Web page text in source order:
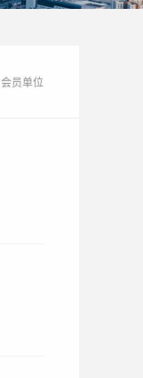
会员单位